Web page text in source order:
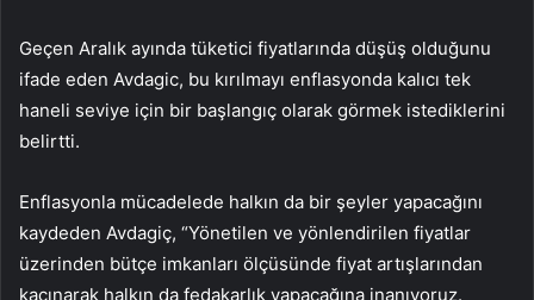
Geçen Aralık ayında tüketici fiyatlarında düşüş olduğunu
ifade eden Avdagic, bu kırılmayı enflasyonda kalıcı tek
haneli seviye için bir başlangıç ​​olarak görmek istediklerini
belirtti.
Enflasyonla mücadelede halkın da bir şeyler yapacağını
kaydeden Avdagiç, “Yönetilen ve yönlendirilen fiyatlar
üzerinden bütçe imkanları ölçüsünde fiyat artışlarından
kaçınarak halkın da fedakarlık yapacağına inanıyoruz.